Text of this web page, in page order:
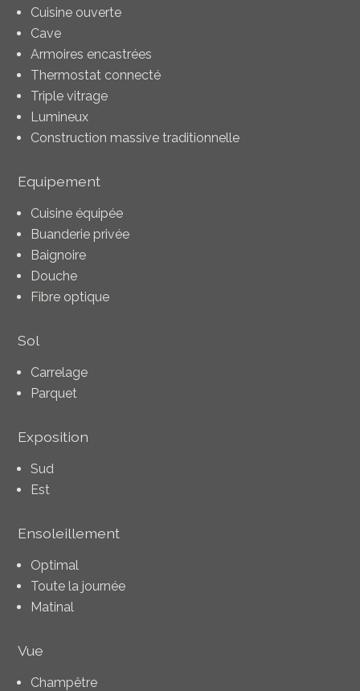
Cuisine ouverte
Cave
Armoires encastrées
Thermostat connecté
Triple vitrage
Lumineux
Construction massive traditionnelle
Equipement
Cuisine équipée
Buanderie privée
Baignoire
Douche
Fibre optique
Sol
Carrelage
Parquet
Exposition
Sud
Est
Ensoleillement
Optimal
Toute la journée
Matinal
Vue
Champêtre